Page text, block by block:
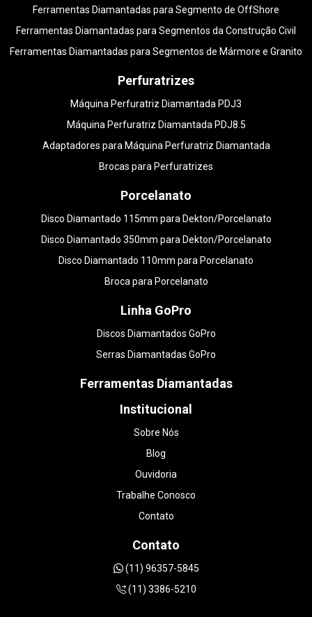
Ferramentas Diamantadas para Segmento de OffShore
Ferramentas Diamantadas para Segmentos da Construção Civil
Ferramentas Diamantadas para Segmentos de Mármore e Granito
Perfuratrizes
Máquina Perfuratriz Diamantada PDJ3
Máquina Perfuratriz Diamantada PDJ8.5
Adaptadores para Máquina Perfuratriz Diamantada
Brocas para Perfuratrizes
Porcelanato
Disco Diamantado 115mm para Dekton/Porcelanato
Disco Diamantado 350mm para Dekton/Porcelanato
Disco Diamantado 110mm para Porcelanato
Broca para Porcelanato
Linha GoPro
Discos Diamantados GoPro
Serras Diamantadas GoPro
Ferramentas Diamantadas
Institucional
Sobre Nós
Blog
Ouvidoria
Trabalhe Conosco
Contato
Contato
(11) 96357-5845
(11) 3386-5210